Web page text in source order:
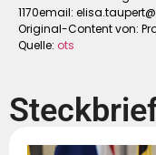
1170email:
Original-Content von:
Quelle: ots